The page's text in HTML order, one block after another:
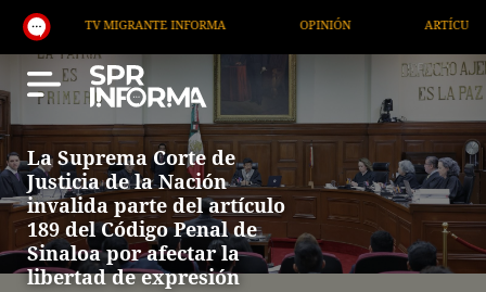
TV MIGRANTE INFORMA OPINIÓN ARTÍCULOS
La Suprema Corte de
Justicia de la Nación
invalida parte del artículo
189 del Código Penal de
Sinaloa por afectar la
libertad de expresión